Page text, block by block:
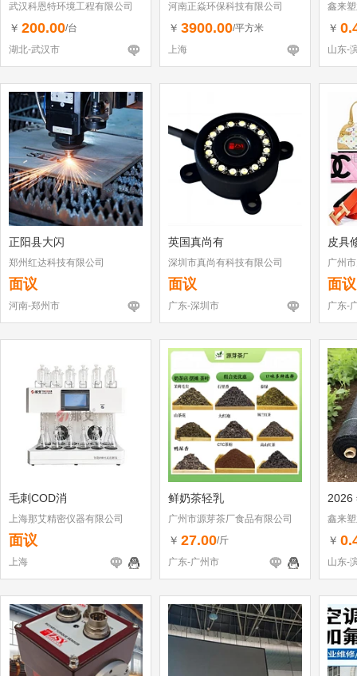
武汉科恩特环境工程有限公司
￥ 200.00/台
湖北-武汉市
河南正焱环保科技有限公司
￥ 3900.00/平方米
上海
鑫来
￥
山东-
正阳县大闪
郑州红达科技有限公司
面议
河南-郑州市
英国真尚有
深圳市真尚有科技有限公司
面议
广东-深圳市
皮具
广州
店
面议
广东-
毛刺COD消
上海那艾精密仪器有限公司
面议
上海
鲜奶茶轻乳
广州市源芽茶厂食品有限公司
￥ 27.00/斤
广东-广州市
2026
鑫来
￥
山东-